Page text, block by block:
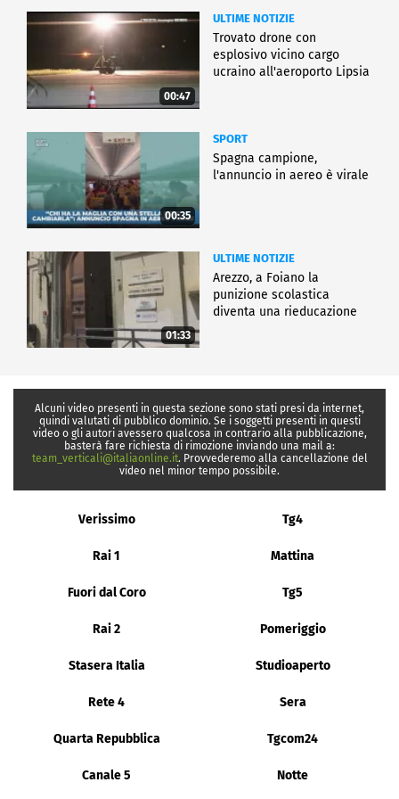
00:47
ULTIME NOTIZIE
Trovato drone con
esplosivo vicino cargo
ucraino all'aeroporto Lipsia
00:35
SPORT
Spagna campione,
l'annuncio in aereo è virale
01:33
ULTIME NOTIZIE
Arezzo, a Foiano la
punizione scolastica
diventa una rieducazione
Alcuni video presenti in questa sezione sono stati presi da internet,
quindi valutati di pubblico dominio. Se i soggetti presenti in questi
video o gli autori avessero qualcosa in contrario alla pubblicazione,
basterà fare richiesta di rimozione inviando una mail a:
team_verticali@italiaonline.it. Provvederemo alla cancellazione del
video nel minor tempo possibile.
Verissimo Tg4
Rai 1 Mattina
Fuori dal Coro Tg5
Rai 2 Pomeriggio
Stasera Italia Studioaperto
Rete 4 Sera
Quarta Repubblica Tgcom24
Canale 5 Notte